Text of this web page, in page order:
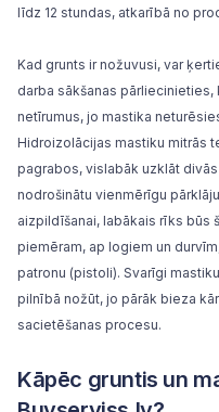
līdz 12 stundas, atkarībā no
Kad grunts ir nožuvusi, var
darba sākšanas pārliecinieties,
netīrumus, jo mastika
Hidroizolācijas mastiku mitrās
pagrabos, vislabāk uzklāt
nodrošinātu vienmērīgu
aizpildīšanai, labākais rīks būs
piemēram, ap logiem un
patronu (pistoli). Svarīgi
pilnībā nožūt, jo pārāk bieza
sacietēšanas procesu.
Kāpēc gruntis un